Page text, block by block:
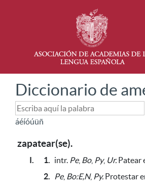
Diccionario de
áéíóúüñ
zapatear(se).
I. 1. intr. Pe, Bo, Py, Ur. Patear
2.
Pe, Bo:E,N, Py. Protestar